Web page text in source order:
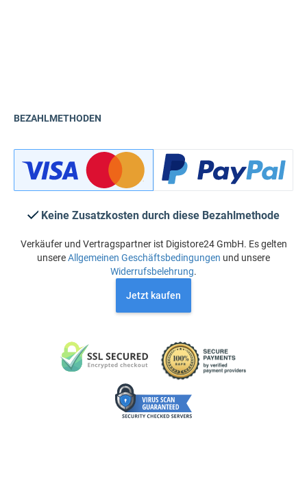
BEZAHLMETHODEN
Keine Zusatzkosten durch diese Bezahlmethode
Verkäufer und Vertragspartner ist Digistore24 GmbH. Es gelten
unsereAllgemeinen Geschäftsbedingungen und unsere
Widerrufsbelehrung.
Jetzt kaufen